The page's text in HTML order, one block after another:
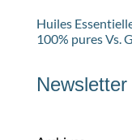
Huiles
100% pures Vs.
Newsletter